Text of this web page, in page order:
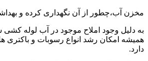
مخزن آب،چطور از آن نگهداری کرده و
به دلیل وجود املاح موجود در آب لوله
همیشه امکان رشد انواع رسوبات و باکتری
دارد.